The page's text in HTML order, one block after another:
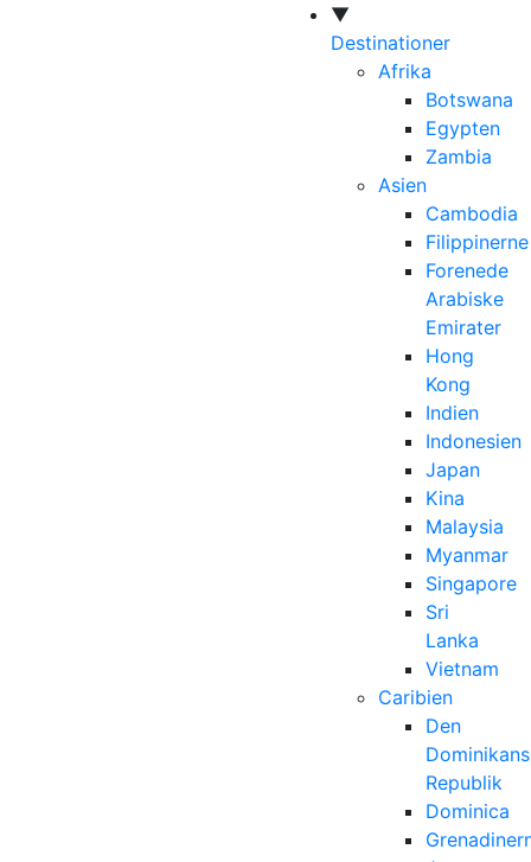
▼
Destinationer
Afrika
Botswana
Egypten
Zambia
Asien
Cambodia
Filippinerne
Forenede
Arabiske
Emirater
Hong
Kong
Indien
Indonesien
Japan
Kina
Malaysia
Myanmar
Singapore
Sri
Lanka
Vietnam
Caribien
Den
Republik
Dominica